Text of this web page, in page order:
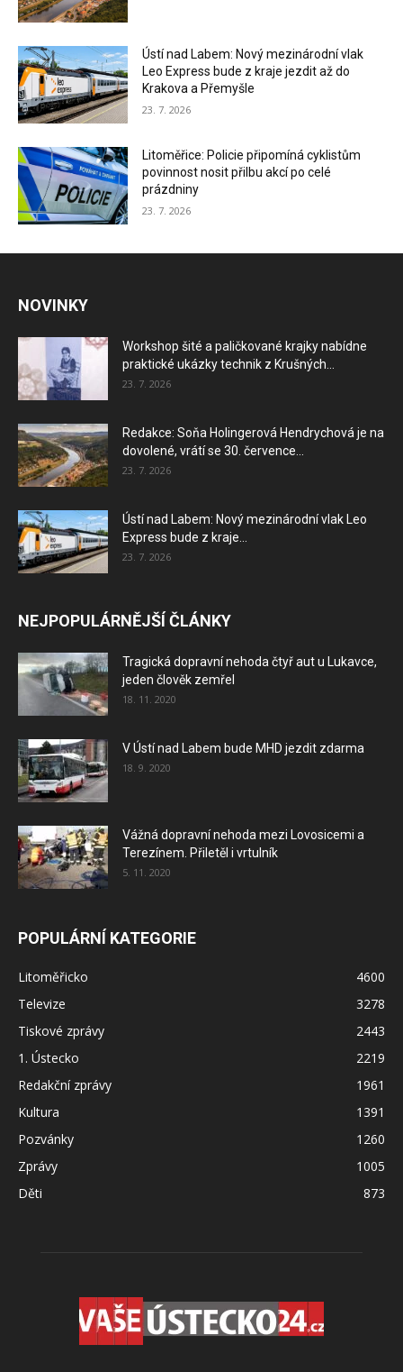
Ústí nad Labem: Nový mezinárodní vlak
Leo Express bude z kraje jezdit až do
Krakova a Přemyšle
23. 7. 2026
Litoměřice: Policie připomíná cyklistům
povinnost nosit přilbu akcí po celé
prázdniny
23. 7. 2026
NOVINKY
Workshop šité a paličkované krajky nabídne
praktické ukázky technik z Krušných...
23. 7. 2026
Redakce: Soňa Holingerová Hendrychová je na
dovolené, vrátí se 30. července...
23. 7. 2026
Ústí nad Labem: Nový mezinárodní vlak Leo
Express bude z kraje...
23. 7. 2026
NEJPOPULÁRNĚJŠÍ ČLÁNKY
Tragická dopravní nehoda čtyř aut u Lukavce,
jeden člověk zemřel
18. 11. 2020
V Ústí nad Labem bude MHD jezdit zdarma
18. 9. 2020
Vážná dopravní nehoda mezi Lovosicemi a
Terezínem. Přiletěl i vrtulník
5. 11. 2020
POPULÁRNÍ KATEGORIE
Litoměřicko
4600
Televize
3278
Tiskové zprávy
2443
1. Ústecko
2219
Redakční zprávy
1961
Kultura
1391
Pozvánky
1260
Zprávy
1005
Děti
873